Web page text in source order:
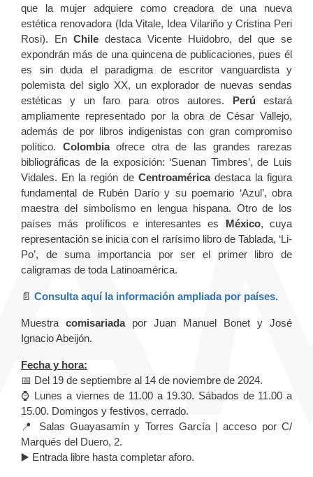
que la mujer adquiere como creadora de una nueva
estética renovadora (Ida Vitale, Idea Vilariño y Cristina Peri
Rosi). En Chile destaca Vicente Huidobro, del que se
expondrán más de una quincena de publicaciones, pues él
es sin duda el paradigma de escritor vanguardista y
polemista del siglo XX, un explorador de nuevas sendas
estéticas y un faro para otros autores. Perú estará
ampliamente representado por la obra de César Vallejo,
además de por libros indigenistas con gran compromiso
político. Colombiaofrece otra de las grandes rarezas
bibliográficas de la exposición: ‘Suenan Timbres’, de Luis
Vidales. En la región de Centroaméricadestaca la figura
fundamental de Rubén Darío y su poemario ‘Azul’, obra
maestra del simbolismo en lengua hispana. Otro de los
países más prolíficos e interesantes es México, cuya
representación se inicia con el rarísimo libro de Tablada, ‘Li-
Po’, de suma importancia por ser el primer libro de
caligramas de toda Latinoamérica.
📄 Consulta aquí la información ampliada por países.
Muestra comisariadapor Juan Manuel Bonet y José
Ignacio Abeijón.
Fecha y hora:
📅 Del 19 de septiembre al 14 de noviembre de 2024.
⌚ Lunes a viernes de 11.00 a 19.30. Sábados de 11.00 a
15.00. Domingos y festivos, cerrado.
📍 Salas Guayasamín y Torres García | acceso por C/
Marqués del Duero, 2.
▶️ Entrada libre hasta completar aforo.